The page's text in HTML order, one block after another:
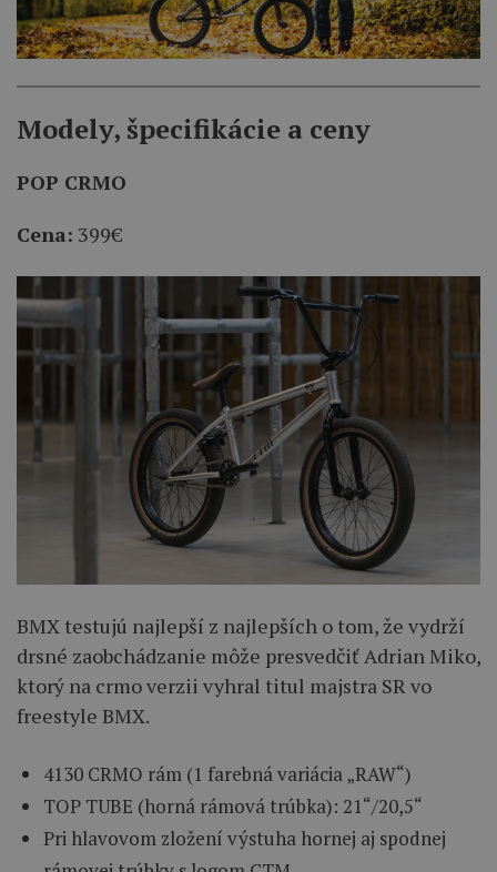
Modely, špecifikácie a ceny
POP CRMO
Cena: 399€
BMX testujú najlepší z najlepších o tom, že vydrží
drsné zaobchádzanie môže presvedčiť Adrian Miko,
ktorý na crmo verzii vyhral titul majstra SR vo
freestyle BMX.
4130 CRMO rám (1 farebná variácia „RAW“)
TOP TUBE (horná rámová trúbka): 21“/20,5“
Pri hlavovom zložení výstuha hornej aj spodnej